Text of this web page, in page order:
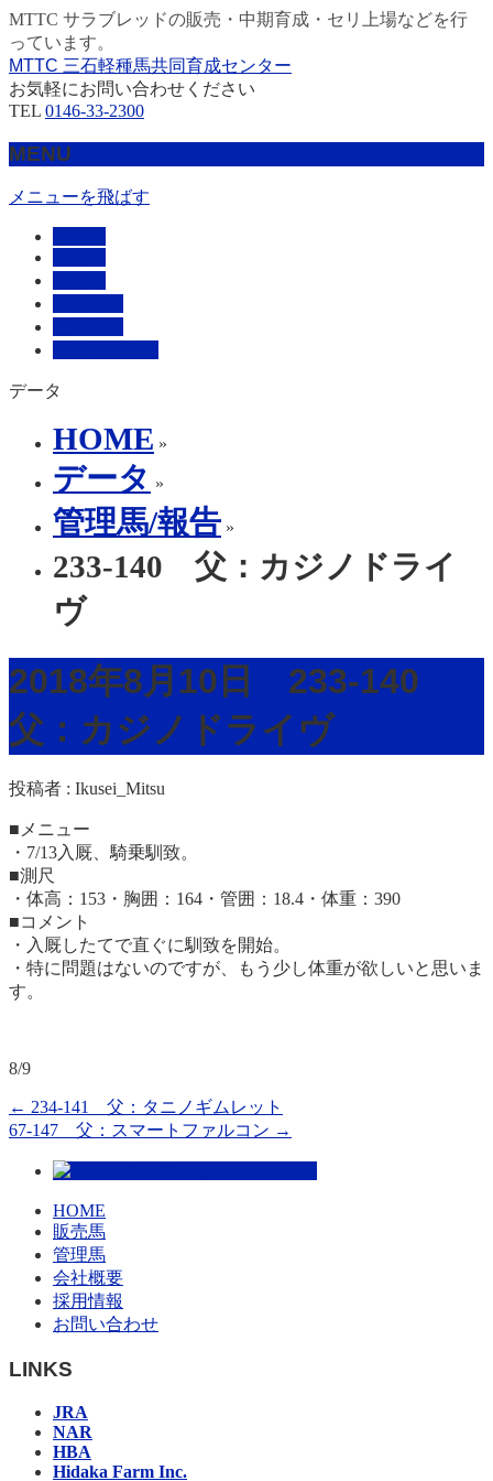
MTTC サラブレッドの販売・中期育成・セリ上場などを行
っています。
MTTC 三石軽種馬共同育成センター
お気軽にお問い合わせください
TEL 0146-33-2300
MENU
メニューを飛ばす
データ
HOME »
データ »
管理馬/報告 »
233-140 父：カジノドライ
ヴ
2018年8月10日 233-140
父：カジノドライヴ
投稿者 : Ikusei_Mitsu
■メニュー
・7/13入厩、騎乗馴致。
■測尺
・体高：153・胸囲：164・管囲：18.4・体重：390
■コメント
・入厩したてで直ぐに馴致を開始。
・特に問題はないのですが、もう少し体重が欲しいと思いま
す。
8/9
← 234-141 父：タニノギムレット
67-147 父：スマートファルコン →
HOME
販売馬
管理馬
会社概要
採用情報
お問い合わせ
LINKS
JRA
NAR
HBA
Hidaka Farm Inc.